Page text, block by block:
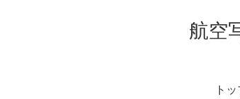
航空
ト